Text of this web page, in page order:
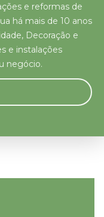
e reformas de
há mais de 10 anos
Decoração e
e instalações
negócio.